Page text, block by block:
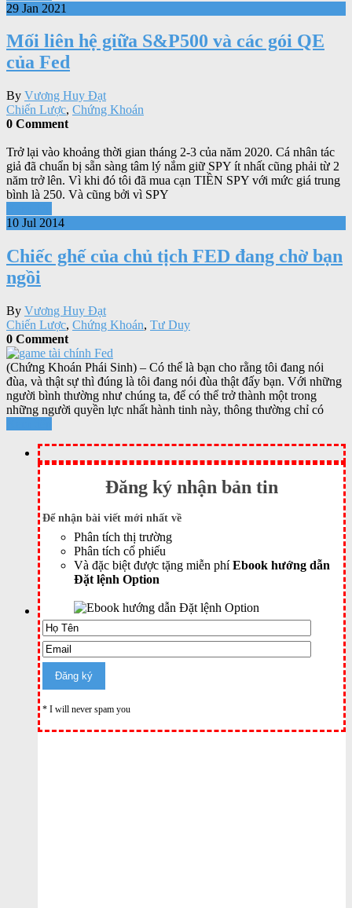
29 Jan 2021
Mối liên hệ giữa S&P500 và các gói QE
của Fed
By Vương Huy Đạt
Chiến Lược, Chứng Khoán
0 Comment
Trở lại vào khoảng thời gian tháng 2-3 của năm 2020. Cá nhân tác
giả đã chuẩn bị sẵn sàng tâm lý nắm giữ SPY ít nhất cũng phải từ 2
năm trở lên. Vì khi đó tôi đã mua cạn TIỀN SPY với mức giá trung
bình là 250. Và cũng bởi vì SPY
10 Jul 2014
Chiếc ghế của chủ tịch FED đang chờ bạn
ngồi
By Vương Huy Đạt
Chiến Lược, Chứng Khoán, Tư Duy
0 Comment
(Chứng Khoán Phái Sinh) – Có thể là bạn cho rằng tôi đang nói
đùa, và thật sự thì đúng là tôi đang nói đùa thật đấy bạn. Với những
người bình thường như chúng ta, để có thể trở thành một trong
những người quyền lực nhất hành tinh này, thông thường chỉ có
Đăng ký nhận bản tin
Để nhận bài viết mới nhất về
Phân tích thị trường
Phân tích cổ phiếu
Và đặc biệt được tặng miễn phíEbook hướng dẫn
Đặt lệnh Option
* I will never spam you